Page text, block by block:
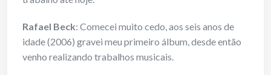
Rafael Beck: Comecei muito cedo, aos seis anos de
idade (2006) gravei meu primeiro álbum, desde então
venho realizando trabalhos musicais.